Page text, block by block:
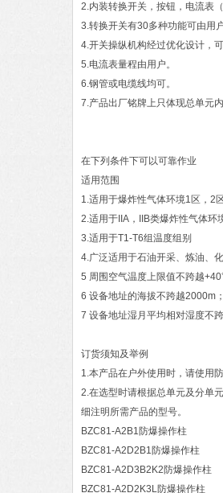
2.内装转换开关，按钮，电流表
3.转换开关有30多种功能可由用
4.开关操纵机构经过优化设计，
5.电流表量程由用户。
6.钢管或电缆线均可。
7.产品出厂铭牌上只体现总单元
在下列条件下可以可靠作业
适用范围
1.适用于爆炸性气体环境1区，2
2.适用于IIA，IIB类爆炸性气体环
3.适用于T1-T6组温度组别
4.广泛适用于石油开采、炼油、
5 周围空气温度上限值不跨越
6 设备地址的海拔不跨越2000m
7 设备地址湿月平均相对湿度不
订货须知及举例
1.本产品在户外使用时，请使用
2.在选型时请根据总单元及分单
细注明所需产品的型号。
BZC81-A2B1防爆操作柱
BZC81-A2D2B1防爆操作柱
BZC81-A2D3B2K2防爆操作柱
BZC81-A2D2K3L防爆操作柱